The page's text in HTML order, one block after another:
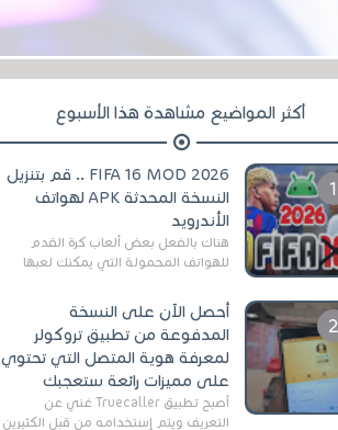
أكثر المواضيع مشاهدة هذا الأسبوع
FIFA 16 MOD 2026 .. قم بتنزيل
النسخة المحدثة APK لهواتف
الأندرويد
هناك بالفعل بعض ألعاب كرة القدم
للهواتف المحمولة التي يمكنك لعبها
مثل EA Sports ...
أحصل الآن على النسخة
المدفوعة من تطبيق تروكولر
لمعرفة هوية المتصل التي تحتوي
على مميزات رائعة ستعجبك
أصبح تطبيق Truecaller غني عن
التعريف ويتم إستخدامه من قبل الكثيرين